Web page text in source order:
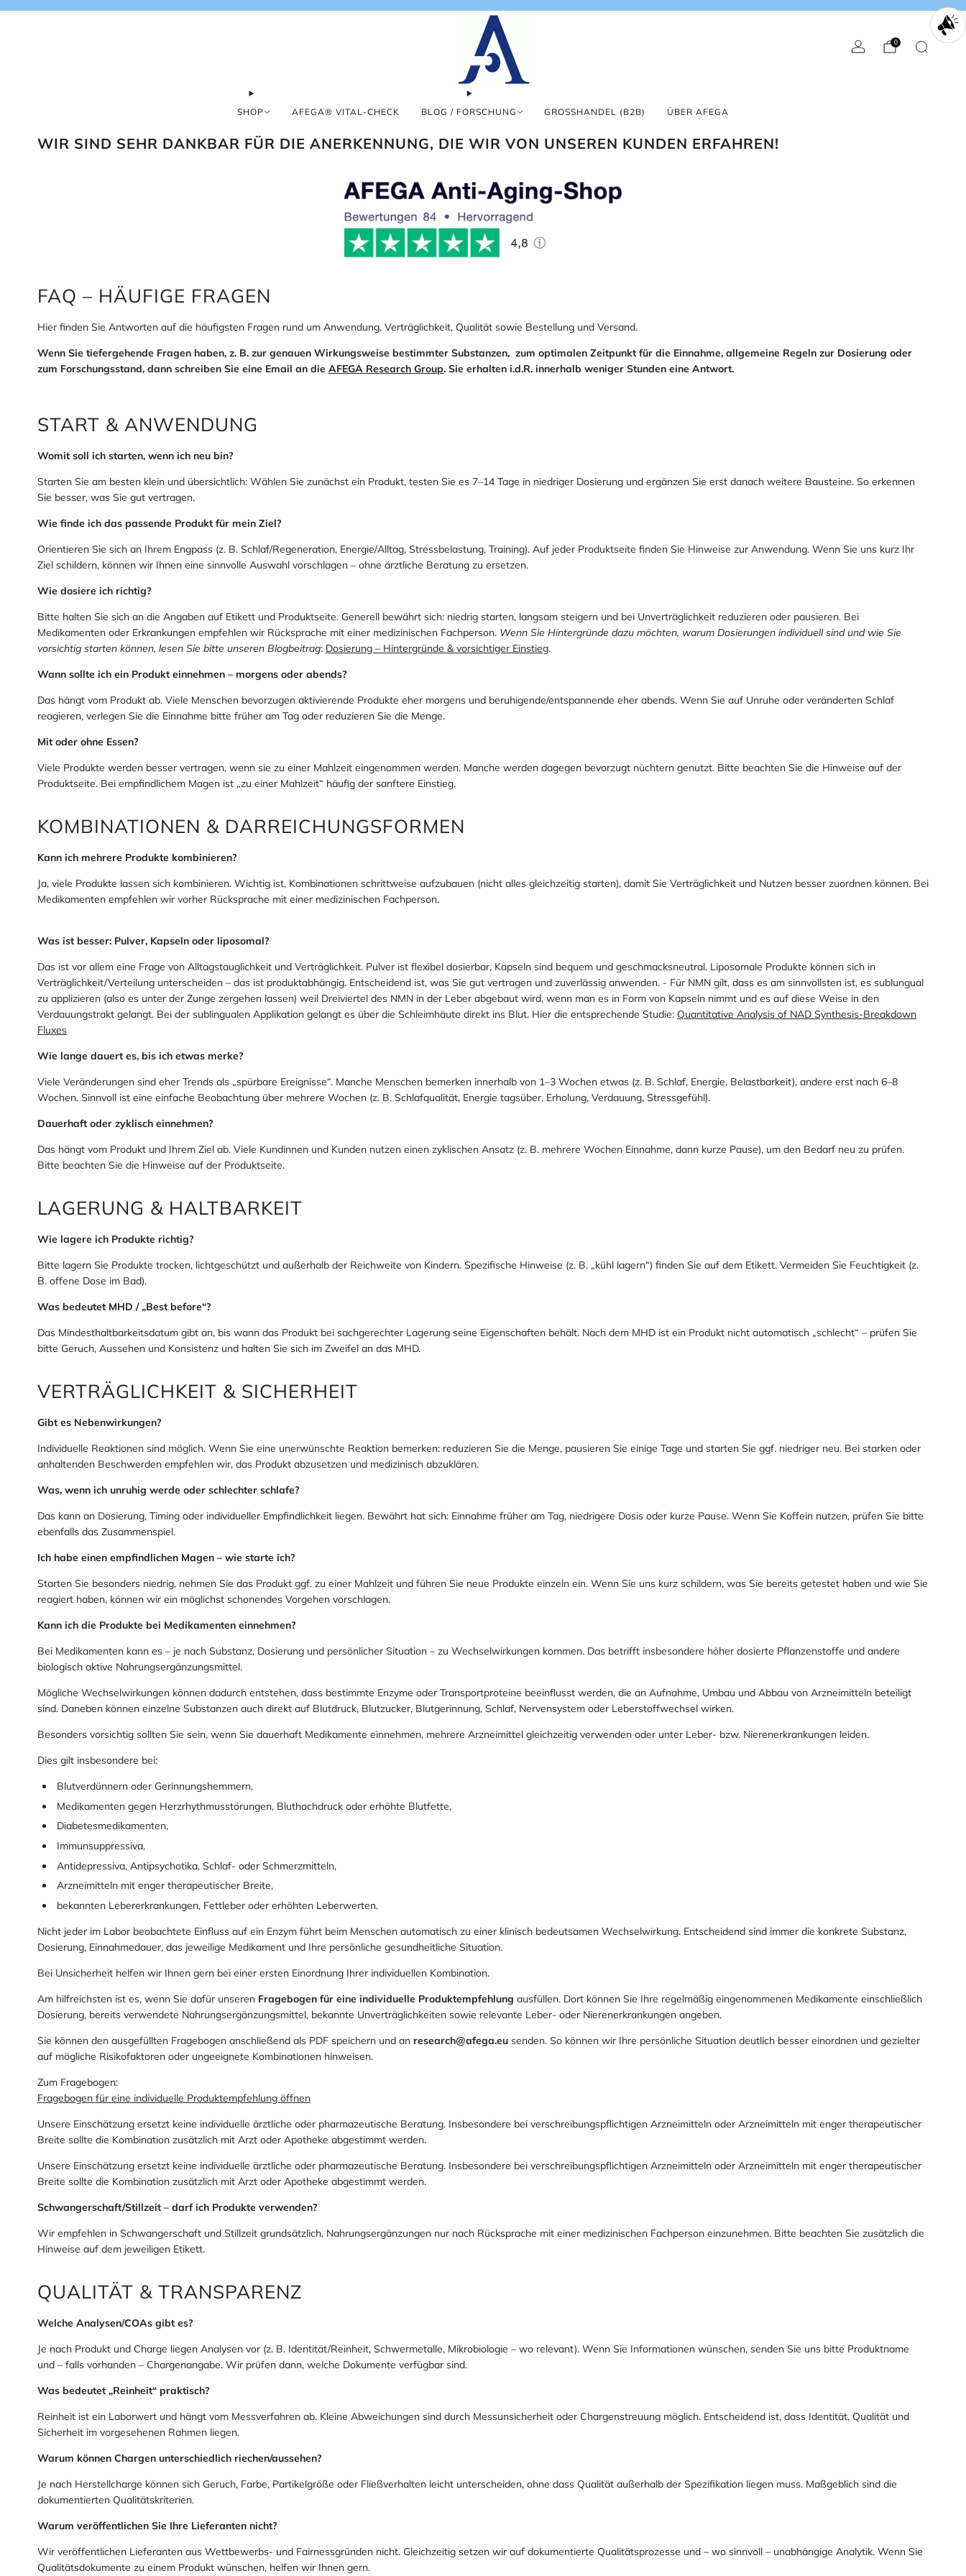
SHOP AFEGA® VITAL-CHECK BLOG / FORSCHUNG GROSSHANDEL (B2B) ÜBER AFEGA
0
WIR SIND SEHR DANKBAR FÜR DIE ANERKENNUNG, DIE WIR VON UNSEREN KUNDEN ERFAHREN!
FAQ – HÄUFIGE FRAGEN
Hier finden Sie Antworten auf die häufigsten Fragen rund um Anwendung, Verträglichkeit, Qualität sowie Bestellung und Versand.
Wenn Sie tiefergehende Fragen haben, z. B. zur genauen Wirkungsweise bestimmter Substanzen, zum optimalen Zeitpunkt für die Einnahme, allgemeine Regeln zur Dosierung oder
zum Forschungsstand, dann schreiben Sie eine Email an die AFEGA Research Group. Sie erhalten i.d.R. innerhalb weniger Stunden eine Antwort.
START & ANWENDUNG
Womit soll ich starten, wenn ich neu bin?
Starten Sie am besten klein und übersichtlich: Wählen Sie zunächst ein Produkt, testen Sie es 7–14 Tage in niedriger Dosierung und ergänzen Sie erst danach weitere Bausteine. So erkennen
Sie besser, was Sie gut vertragen.
Wie finde ich das passende Produkt für mein Ziel?
Orientieren Sie sich an Ihrem Engpass (z. B. Schlaf/Regeneration, Energie/Alltag, Stressbelastung, Training). Auf jeder Produktseite finden Sie Hinweise zur Anwendung. Wenn Sie uns kurz Ihr
Ziel schildern, können wir Ihnen eine sinnvolle Auswahl vorschlagen – ohne ärztliche Beratung zu ersetzen.
Wie dosiere ich richtig?
Bitte halten Sie sich an die Angaben auf Etikett und Produktseite. Generell bewährt sich: niedrig starten, langsam steigern und bei Unverträglichkeit reduzieren oder pausieren. Bei
Medikamenten oder Erkrankungen empfehlen wir Rücksprache mit einer medizinischen Fachperson. Wenn Sie Hintergründe dazu möchten, warum Dosierungen individuell sind und wie Sie
vorsichtig starten können, lesen Sie bitte unseren Blogbeitrag: Dosierung – Hintergründe & vorsichtiger Einstieg.
Wann sollte ich ein Produkt einnehmen – morgens oder abends?
Das hängt vom Produkt ab. Viele Menschen bevorzugen aktivierende Produkte eher morgens und beruhigende/entspannende eher abends. Wenn Sie auf Unruhe oder veränderten Schlaf
reagieren, verlegen Sie die Einnahme bitte früher am Tag oder reduzieren Sie die Menge.
Mit oder ohne Essen?
Viele Produkte werden besser vertragen, wenn sie zu einer Mahlzeit eingenommen werden. Manche werden dagegen bevorzugt nüchtern genutzt. Bitte beachten Sie die Hinweise auf der
Produktseite. Bei empfindlichem Magen ist „zu einer Mahlzeit“ häufig der sanftere Einstieg.
KOMBINATIONEN & DARREICHUNGSFORMEN
Kann ich mehrere Produkte kombinieren?
Ja, viele Produkte lassen sich kombinieren. Wichtig ist, Kombinationen schrittweise aufzubauen (nicht alles gleichzeitig starten), damit Sie Verträglichkeit und Nutzen besser zuordnen können. Bei
Medikamenten empfehlen wir vorher Rücksprache mit einer medizinischen Fachperson.
Was ist besser: Pulver, Kapseln oder liposomal?
Das ist vor allem eine Frage von Alltagstauglichkeit und Verträglichkeit. Pulver ist flexibel dosierbar, Kapseln sind bequem und geschmacksneutral. Liposomale Produkte können sich in
Verträglichkeit/Verteilung unterscheiden – das ist produktabhängig. Entscheidend ist, was Sie gut vertragen und zuverlässig anwenden. - Für NMN gilt, dass es am sinnvollsten ist, es sublungual
zu applizieren (also es unter der Zunge zergehen lassen) weil Dreiviertel des NMN in der Leber abgebaut wird, wenn man es in Form von Kapseln nimmt und es auf diese Weise in den
Verdauungstrakt gelangt. Bei der sublingualen Applikation gelangt es über die Schleimhäute direkt ins Blut. Hier die entsprechende Studie: Quantitative Analysis of NAD Synthesis-Breakdown
Fluxes
Wie lange dauert es, bis ich etwas merke?
Viele Veränderungen sind eher Trends als „spürbare Ereignisse“. Manche Menschen bemerken innerhalb von 1–3 Wochen etwas (z. B. Schlaf, Energie, Belastbarkeit), andere erst nach 6–8
Wochen. Sinnvoll ist eine einfache Beobachtung über mehrere Wochen (z. B. Schlafqualität, Energie tagsüber, Erholung, Verdauung, Stressgefühl).
Dauerhaft oder zyklisch einnehmen?
Das hängt vom Produkt und Ihrem Ziel ab. Viele Kundinnen und Kunden nutzen einen zyklischen Ansatz (z. B. mehrere Wochen Einnahme, dann kurze Pause), um den Bedarf neu zu prüfen.
Bitte beachten Sie die Hinweise auf der Produktseite.
LAGERUNG & HALTBARKEIT
Wie lagere ich Produkte richtig?
Bitte lagern Sie Produkte trocken, lichtgeschützt und außerhalb der Reichweite von Kindern. Spezifische Hinweise (z. B. „kühl lagern“) finden Sie auf dem Etikett. Vermeiden Sie Feuchtigkeit (z.
B. offene Dose im Bad).
Was bedeutet MHD / „Best before“?
Das Mindesthaltbarkeitsdatum gibt an, bis wann das Produkt bei sachgerechter Lagerung seine Eigenschaften behält. Nach dem MHD ist ein Produkt nicht automatisch „schlecht“ – prüfen Sie
bitte Geruch, Aussehen und Konsistenz und halten Sie sich im Zweifel an das MHD.
VERTRÄGLICHKEIT & SICHERHEIT
Gibt es Nebenwirkungen?
Individuelle Reaktionen sind möglich. Wenn Sie eine unerwünschte Reaktion bemerken: reduzieren Sie die Menge, pausieren Sie einige Tage und starten Sie ggf. niedriger neu. Bei starken oder
anhaltenden Beschwerden empfehlen wir, das Produkt abzusetzen und medizinisch abzuklären.
Was, wenn ich unruhig werde oder schlechter schlafe?
Das kann an Dosierung, Timing oder individueller Empfindlichkeit liegen. Bewährt hat sich: Einnahme früher am Tag, niedrigere Dosis oder kurze Pause. Wenn Sie Koffein nutzen, prüfen Sie bitte
ebenfalls das Zusammenspiel.
Ich habe einen empfindlichen Magen – wie starte ich?
Starten Sie besonders niedrig, nehmen Sie das Produkt ggf. zu einer Mahlzeit und führen Sie neue Produkte einzeln ein. Wenn Sie uns kurz schildern, was Sie bereits getestet haben und wie Sie
reagiert haben, können wir ein möglichst schonendes Vorgehen vorschlagen.
Kann ich die Produkte bei Medikamenten einnehmen?
Bei Medikamenten kann es – je nach Substanz, Dosierung und persönlicher Situation – zu Wechselwirkungen kommen. Das betrifft insbesondere höher dosierte Pflanzenstoffe und andere
biologisch aktive Nahrungsergänzungsmittel.
Mögliche Wechselwirkungen können dadurch entstehen, dass bestimmte Enzyme oder Transportproteine beeinflusst werden, die an Aufnahme, Umbau und Abbau von Arzneimitteln beteiligt
sind. Daneben können einzelne Substanzen auch direkt auf Blutdruck, Blutzucker, Blutgerinnung, Schlaf, Nervensystem oder Leberstoffwechsel wirken.
Besonders vorsichtig sollten Sie sein, wenn Sie dauerhaft Medikamente einnehmen, mehrere Arzneimittel gleichzeitig verwenden oder unter Leber- bzw. Nierenerkrankungen leiden.
Dies gilt insbesondere bei:
Blutverdünnern oder Gerinnungshemmern,
Medikamenten gegen Herzrhythmusstörungen, Bluthochdruck oder erhöhte Blutfette,
Diabetesmedikamenten,
Immunsuppressiva,
Antidepressiva, Antipsychotika, Schlaf- oder Schmerzmitteln,
Arzneimitteln mit enger therapeutischer Breite,
bekannten Lebererkrankungen, Fettleber oder erhöhten Leberwerten.
Nicht jeder im Labor beobachtete Einfluss auf ein Enzym führt beim Menschen automatisch zu einer klinisch bedeutsamen Wechselwirkung. Entscheidend sind immer die konkrete Substanz,
Dosierung, Einnahmedauer, das jeweilige Medikament und Ihre persönliche gesundheitliche Situation.
Bei Unsicherheit helfen wir Ihnen gern bei einer ersten Einordnung Ihrer individuellen Kombination.
Am hilfreichsten ist es, wenn Sie dafür unseren Fragebogen für eine individuelle Produktempfehlung ausfüllen. Dort können Sie Ihre regelmäßig eingenommenen Medikamente einschließlich
Dosierung, bereits verwendete Nahrungsergänzungsmittel, bekannte Unverträglichkeiten sowie relevante Leber- oder Nierenerkrankungen angeben.
Sie können den ausgefüllten Fragebogen anschließend als PDF speichern und an research@afega.eu senden. So können wir Ihre persönliche Situation deutlich besser einordnen und gezielter
auf mögliche Risikofaktoren oder ungeeignete Kombinationen hinweisen.
Zum Fragebogen:
Fragebogen für eine individuelle Produktempfehlung öffnen
Unsere Einschätzung ersetzt keine individuelle ärztliche oder pharmazeutische Beratung. Insbesondere bei verschreibungspflichtigen Arzneimitteln oder Arzneimitteln mit enger therapeutischer
Breite sollte die Kombination zusätzlich mit Arzt oder Apotheke abgestimmt werden.
Unsere Einschätzung ersetzt keine individuelle ärztliche oder pharmazeutische Beratung. Insbesondere bei verschreibungspflichtigen Arzneimitteln oder Arzneimitteln mit enger therapeutischer
Breite sollte die Kombination zusätzlich mit Arzt oder Apotheke abgestimmt werden.
Schwangerschaft/Stillzeit – darf ich Produkte verwenden?
Wir empfehlen in Schwangerschaft und Stillzeit grundsätzlich, Nahrungsergänzungen nur nach Rücksprache mit einer medizinischen Fachperson einzunehmen. Bitte beachten Sie zusätzlich die
Hinweise auf dem jeweiligen Etikett.
QUALITÄT & TRANSPARENZ
Welche Analysen/COAs gibt es?
Je nach Produkt und Charge liegen Analysen vor (z. B. Identität/Reinheit, Schwermetalle, Mikrobiologie – wo relevant). Wenn Sie Informationen wünschen, senden Sie uns bitte Produktname
und – falls vorhanden – Chargenangabe. Wir prüfen dann, welche Dokumente verfügbar sind.
Was bedeutet „Reinheit“ praktisch?
Reinheit ist ein Laborwert und hängt vom Messverfahren ab. Kleine Abweichungen sind durch Messunsicherheit oder Chargenstreuung möglich. Entscheidend ist, dass Identität, Qualität und
Sicherheit im vorgesehenen Rahmen liegen.
Warum können Chargen unterschiedlich riechen/aussehen?
Je nach Herstellcharge können sich Geruch, Farbe, Partikelgröße oder Fließverhalten leicht unterscheiden, ohne dass Qualität außerhalb der Spezifikation liegen muss. Maßgeblich sind die
dokumentierten Qualitätskriterien.
Warum veröffentlichen Sie Ihre Lieferanten nicht?
Wir veröffentlichen Lieferanten aus Wettbewerbs- und Fairnessgründen nicht. Gleichzeitig setzen wir auf dokumentierte Qualitätsprozesse und – wo sinnvoll – unabhängige Analytik. Wenn Sie
Qualitätsdokumente zu einem Produkt wünschen, helfen wir Ihnen gern.
previously saved items.